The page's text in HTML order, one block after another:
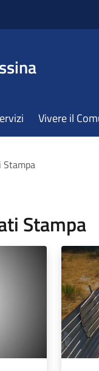
Vivere il
Stampa
Stampa